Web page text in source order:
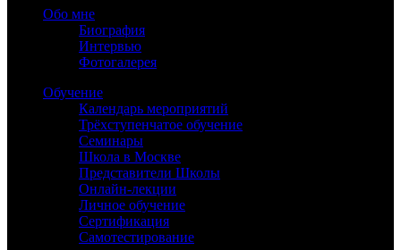
Обо мне
Биография
Интервью
Фотогалерея
Обучение
Календарь мероприятий
Трёхступенчатое обучение
Семинары
Школа в Москве
Представители Школы
Онлайн-лекции
Личное обучение
Сертификация
Самотестирование